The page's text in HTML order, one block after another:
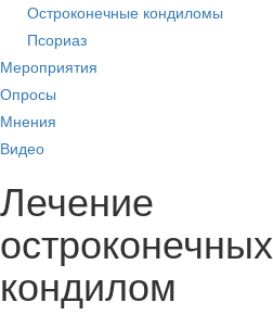
Остроконечные кондиломы
Псориаз
Мероприятия
Опросы
Мнения
Видео
Лечение
остроконечных
кондилом